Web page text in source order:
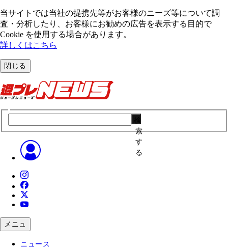
当サイトでは当社の提携先等がお客様のニーズ等について調
査・分析したり、お客様にお勧めの広告を表⽰する⽬的で
Cookie を使⽤する場合があります。
詳しくはこちら
閉じる
索
す
る
メニュ
ニュース